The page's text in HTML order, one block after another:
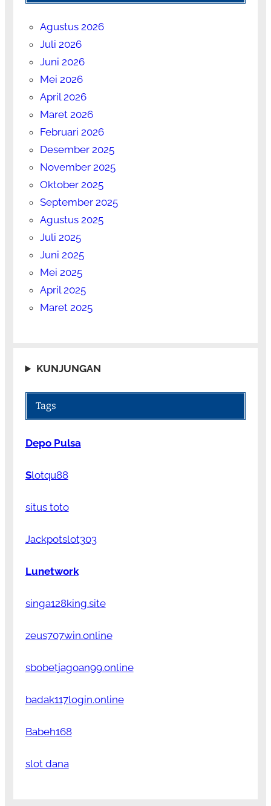
Agustus 2026
Juli 2026
Juni 2026
Mei 2026
April 2026
Maret 2026
Februari 2026
Desember 2025
November 2025
Oktober 2025
September 2025
Agustus 2025
Juli 2025
Juni 2025
Mei 2025
April 2025
Maret 2025
KUNJUNGAN
Tags
Depo Pulsa
Slotqu88
situs toto
Jackpotslot303
Lunetwork
singa128king.site
zeus707win.online
sbobetjagoan99.online
badak117login.online
Babeh168
slot dana